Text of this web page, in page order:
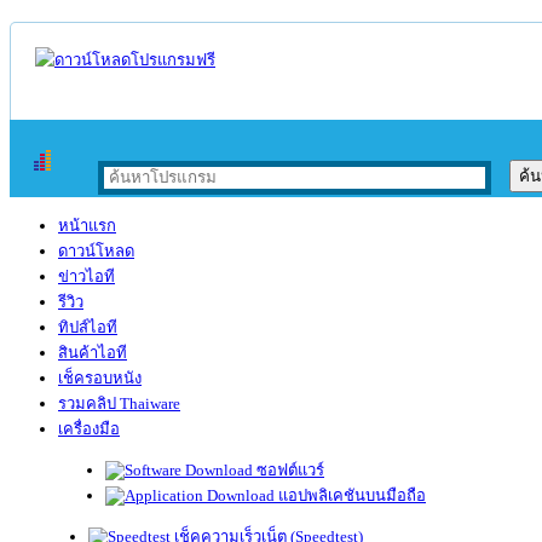
หน้าแรก
ดาวน์โหลด
ข่าวไอที
รีวิว
ทิปส์ไอที
สินค้าไอที
เช็ครอบหนัง
รวมคลิป Thaiware
เครื่องมือ
ซอฟต์แวร์
แอปพลิเคชันบนมือถือ
เช็คความเร็วเน็ต (Speedtest)